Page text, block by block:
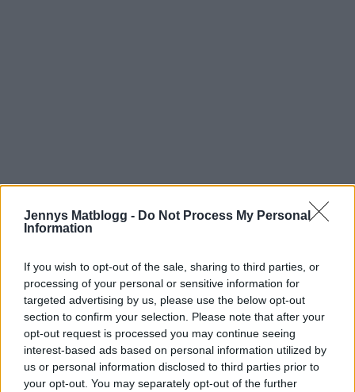
Jennys Matblogg - Do Not Process My Personal
Information
If you wish to opt-out of the sale, sharing to third parties, or
processing of your personal or sensitive information for
targeted advertising by us, please use the below opt-out
section to confirm your selection. Please note that after your
opt-out request is processed you may continue seeing
interest-based ads based on personal information utilized by
us or personal information disclosed to third parties prior to
your opt-out. You may separately opt-out of the further
{} [+]
COMMENTS